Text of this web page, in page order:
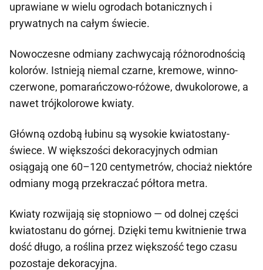
uprawiane w wielu ogrodach botanicznych i
prywatnych na całym świecie.
Nowoczesne odmiany zachwycają różnorodnością
kolorów. Istnieją niemal czarne, kremowe, winno-
czerwone, pomarańczowo-różowe, dwukolorowe, a
nawet trójkolorowe kwiaty.
Główną ozdobą łubinu są wysokie kwiatostany-
świece. W większości dekoracyjnych odmian
osiągają one 60–120 centymetrów, chociaż niektóre
odmiany mogą przekraczać półtora metra.
Kwiaty rozwijają się stopniowo — od dolnej części
kwiatostanu do górnej. Dzięki temu kwitnienie trwa
dość długo, a roślina przez większość tego czasu
pozostaje dekoracyjna.